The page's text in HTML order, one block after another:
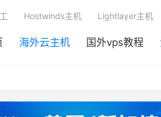
海外云主机 国外vps教程
Hostwinds主机 Lightlayer主机